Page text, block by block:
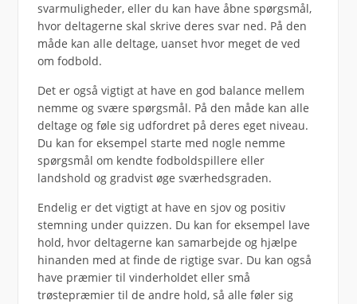
svarmuligheder, eller du kan have åbne spørgsmål,
hvor deltagerne skal skrive deres svar ned. På den
måde kan alle deltage, uanset hvor meget de ved
om fodbold.
Det er også vigtigt at have en god balance mellem
nemme og svære spørgsmål. På den måde kan alle
deltage og føle sig udfordret på deres eget niveau.
Du kan for eksempel starte med nogle nemme
spørgsmål om kendte fodboldspillere eller
landshold og gradvist øge sværhedsgraden.
Endelig er det vigtigt at have en sjov og positiv
stemning under quizzen. Du kan for eksempel lave
hold, hvor deltagerne kan samarbejde og hjælpe
hinanden med at finde de rigtige svar. Du kan også
have præmier til vinderholdet eller små
trøstepræmier til de andre hold, så alle føler sig